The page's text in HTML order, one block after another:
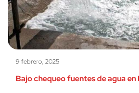
9 febrero, 2025
Bajo chequeo fuentes de agua